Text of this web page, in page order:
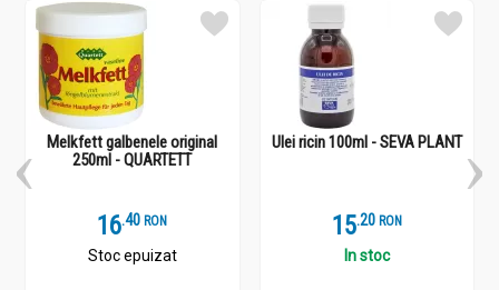
Melkfett galbenele original
250ml - QUARTETT
16.4 RON
Stoc epuizat
Ulei ricin 100ml - SEVA PLANT
15.2 RON
In stoc